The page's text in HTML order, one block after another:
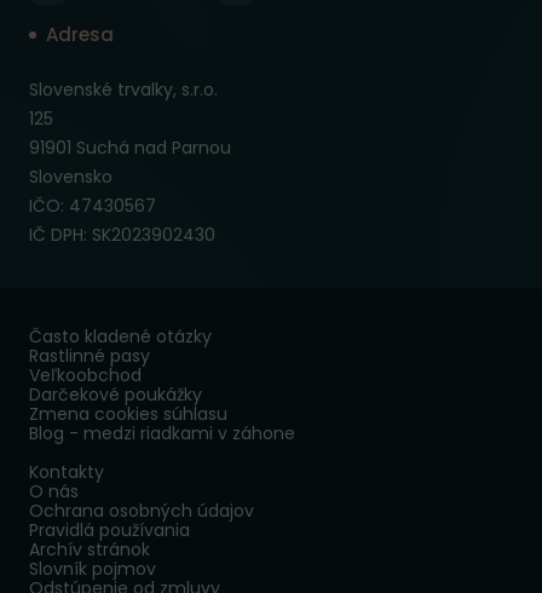
Adresa
Slovenské trvalky, s.r.o.
125
91901 Suchá nad Parnou
Slovensko
IČO: 47430567
IČ DPH: SK2023902430
Často kladené otázky
Rastlinné pasy
Veľkoobchod
Darčekové poukážky
Zmena cookies súhlasu
Blog - medzi riadkami v záhone
Kontakty
O nás
Ochrana osobných údajov
Pravidlá používania
Archív stránok
Slovník pojmov